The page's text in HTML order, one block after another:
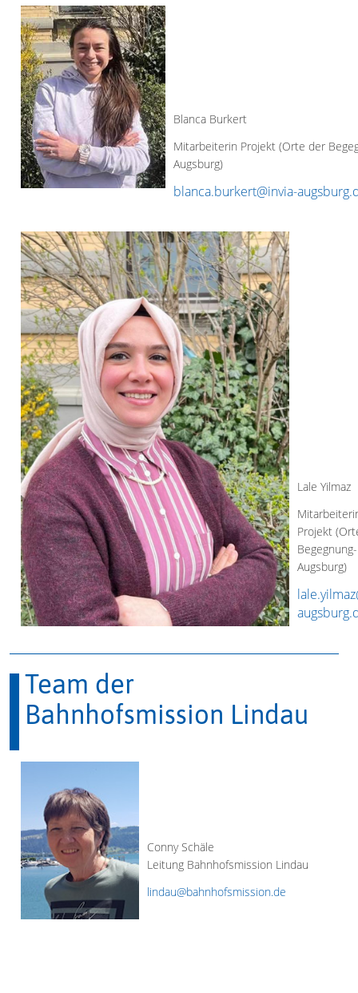
Blanca Burkert
Mitarbeiterin Projekt (Orte der
Augsburg)
blanca.burkert@invia-
Lale Yilmaz
Projekt
Begegnung-
Augsburg)
Team der
Bahnhofsmission Lindau
Conny Schäle
Leitung Bahnhofsmission Lindau
lindau@bahnhofsmission.de